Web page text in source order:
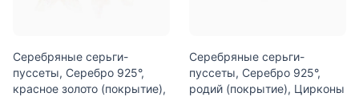
Серебряные серьги-
пуссеты, Серебро 925°,
красное золото (покрытие),
Серебряные серьги-
пуссеты, Серебро 925°,
родий (покрытие), Цирконы